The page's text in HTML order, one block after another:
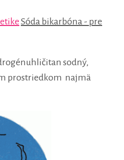
Sóda bikarbóna - pre
sodný,
prostriedkom najmä